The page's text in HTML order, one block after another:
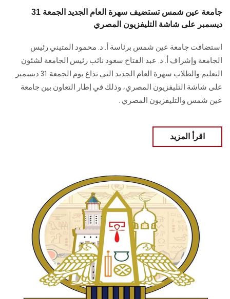
جامعة عين شمس تستضيف سهرة العام الجديد الجمعة 31
ديسمبر على شاشة التليفزيون المصري
استضافت جامعة عين شمس برئاسة أ. د. محمود المتيني رئيس
الجامعة وإشراف أ. د. عبد الفتاح سعود نائب رئيس الجامعة لشئون
التعليم والطلاب سهرة العام الجديد التي تذاع يوم الجمعة 31 ديسمبر
على شاشة التليفزيون المصري، وذلك في إطار التعاون بين جامعة
عين شمس والتليفزيون المصري .
اقرأ المزيد